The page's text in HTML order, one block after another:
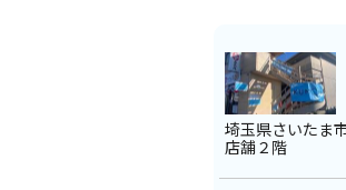
埼玉県さいたま
店舗２階